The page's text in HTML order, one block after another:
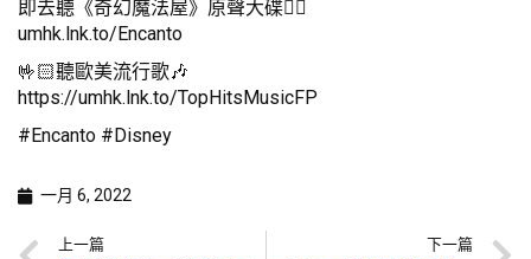
即去聽《奇幻魔法屋》原聲大碟👇🏻
umhk.lnk.to/Encanto
🤟🏻聽歐美流行歌🎶
https://umhk.lnk.to/TopHitsMusicFP
#Encanto #Disney
一月 6, 2022
上一篇 下一篇